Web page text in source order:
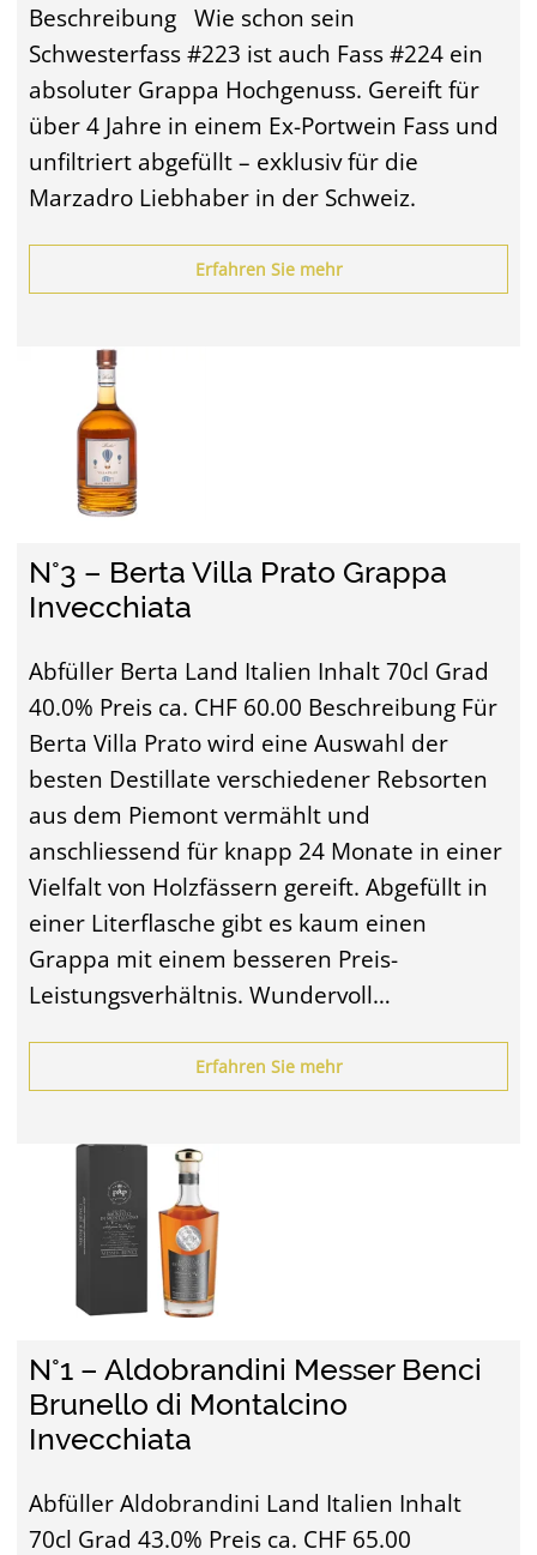
Beschreibung Wie schon sein
Schwesterfass #223 ist auch Fass #224 ein
absoluter Grappa Hochgenuss. Gereift für
über 4 Jahre in einem Ex-Portwein Fass und
unfiltriert abgefüllt – exklusiv für die
Marzadro Liebhaber in der Schweiz.
Erfahren Sie mehr
N°3 – Berta Villa Prato Grappa
Invecchiata
Abfüller Berta Land Italien Inhalt 70cl Grad
40.0% Preis ca. CHF 60.00 Beschreibung Für
Berta Villa Prato wird eine Auswahl der
besten Destillate verschiedener Rebsorten
aus dem Piemont vermählt und
anschliessend für knapp 24 Monate in einer
Vielfalt von Holzfässern gereift. Abgefüllt in
einer Literflasche gibt es kaum einen
Grappa mit einem besseren Preis-
Leistungsverhältnis. Wundervoll…
Erfahren Sie mehr
N°1 – Aldobrandini Messer Benci
Brunello di Montalcino
Invecchiata
Abfüller Aldobrandini Land Italien Inhalt
70cl Grad 43.0% Preis ca. CHF 65.00